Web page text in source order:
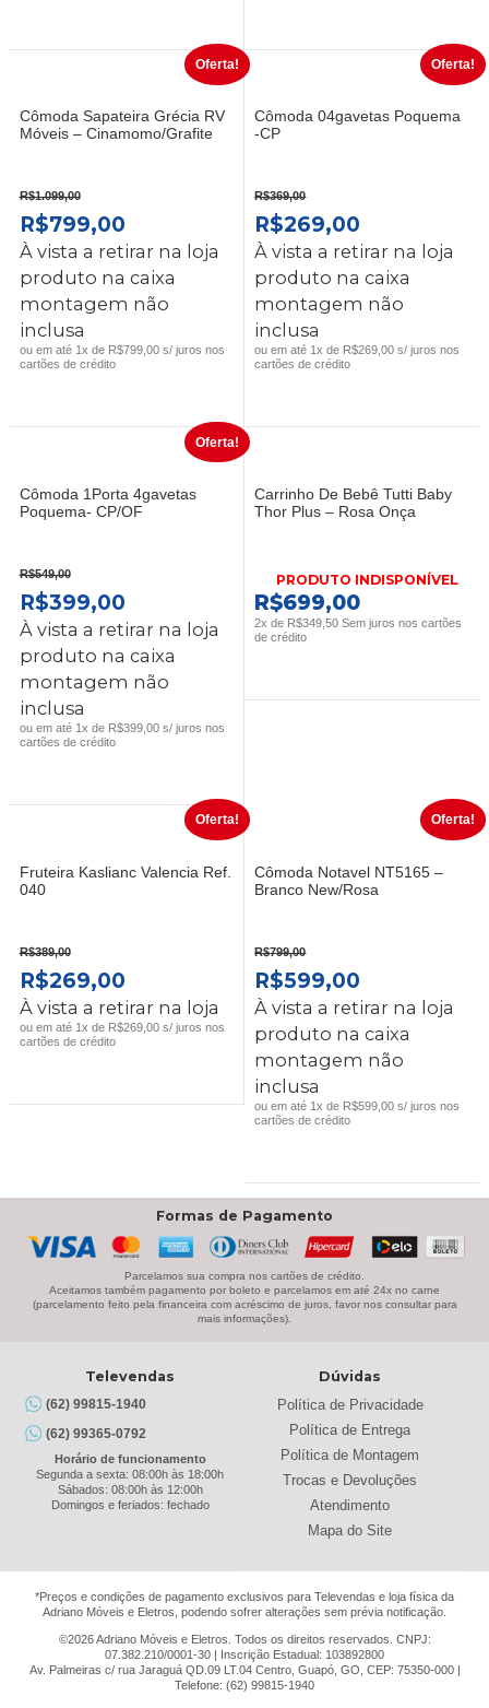
Oferta!
Cômoda Sapateira Grécia RV
Móveis – Cinamomo/Grafite
R$1.099,00
O
PREÇO
ORIGINAL
ERA:
R$1.099,00.
R$799,00O
PREÇO
ATUAL
É:
À vista a retirar na loja
produto na caixa
montagem não
inclusa
ou em até 1x de R$799,00 s/ juros nos
cartões de crédito
Oferta!
Cômoda 04gavetas Poquema
-CP
R$369,00
O
PREÇO
ORIGINAL
ERA:
R$369,00.
R$269,00
PREÇO
ATUAL
É:
À vista a retirar na loja
produto na caixa
montagem não
inclusa
ou em até 1x de R$269,00 s/ juros nos
cartões de crédito
Oferta!
Cômoda 1Porta 4gavetas
Poquema- CP/OF
R$549,00
O
PREÇO
ORIGINAL
ERA:
R$549,00.
R$399,00O
PREÇO
ATUAL
É:
À vista a retirar na loja
produto na caixa
montagem não
inclusa
ou em até 1x de R$399,00 s/ juros nos
cartões de crédito
Carrinho De Bebê Tutti Baby
Thor Plus – Rosa Onça
R$699,00
PRODUTO INDISPONÍVEL
2x de R$349,50 Sem juros nos cartões
de crédito
Oferta!
Fruteira Kaslianc Valencia Ref.
040
R$389,00
O
PREÇO
ORIGINAL
R$269,00O
PREÇO
ATUAL
À vista a retirar na loja
ou em até 1x de R$269,00 s/ juros nos
cartões de crédito
Oferta!
Cômoda Notavel NT5165 –
Branco New/Rosa
R$799,00
O
PREÇO
ORIGINAL
ERA:
R$799,00.
R$599,00
PREÇO
ATUAL
É:
À vista a retirar na loja
produto na caixa
montagem não
inclusa
ou em até 1x de R$599,00 s/ juros nos
cartões de crédito
Formas de Pagamento
Parcelamos sua compra nos cartões de crédito.
Aceitamos também pagamento por boleto e parcelamos em até 24x no carne
(parcelamento feito pela financeira com acréscimo de juros, favor nos consultar para
mais informações).
Televendas
(62) 99815-1940
(62) 99365-0792
Horário de funcionamento
Segunda a sexta: 08:00h às 18:00h
Sábados: 08:00h às 12:00h
Domingos e feriados: fechado
Dúvidas
Política de Privacidade
Política de Entrega
Política de Montagem
Trocas e Devoluções
Atendimento
Mapa do Site
*Preços e condições de pagamento exclusivos para Televendas e loja física da
Adriano Móveis e Eletros, podendo sofrer alterações sem prévia notificação.
©2026 Adriano Móveis e Eletros. Todos os direitos reservados. CNPJ:
07.382.210/0001-30 | Inscrição Estadual: 103892800
Av. Palmeiras c/ rua Jaraguá QD.09 LT.04 Centro, Guapó, GO, CEP: 75350-000 |
Telefone: (62) 99815-1940